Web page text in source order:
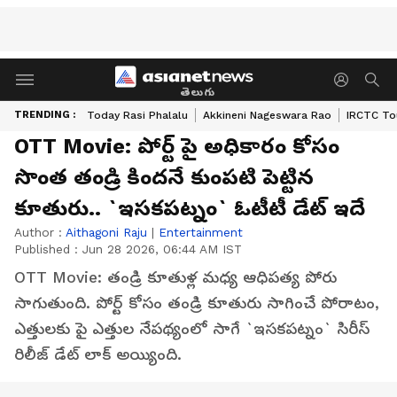
తెలుగు
TRENDING : Today Rasi Phalalu Akkineni Nageswara Rao IRCTC
OTT Movie: పోర్ట్ పై అధికారం కోసం
సొంత తండ్రి కిందనే కుంపటి పెట్టిన
కూతురు.. `ఇసకపట్నం` ఓటీటీ డేట్‌ ఇదే
Author : Aithagoni Raju | Entertainment
Published : Jun 28 2026, 06:44 AM IST
OTT Movie: తండ్రి కూతుళ్ల మధ్య ఆధిపత్య పోరు
సాగుతుంది. పోర్ట్ కోసం తండ్రి కూతురు సాగించే పోరాటం,
ఎత్తులకు పై ఎత్తుల నేపథ్యంలో సాగే `ఇసకపట్నం` సిరీస్‌
రిలీజ్‌ డేట్‌ లాక్ అయ్యింది.